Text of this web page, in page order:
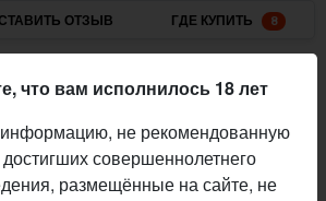
ОТЗЫВ ГДЕ КУПИТЬ 8
Brewery
5,2%
IBU
что вам исполнилось 18 лет
не рекомендованную
совершеннолетнего
размещённые на сайте, не